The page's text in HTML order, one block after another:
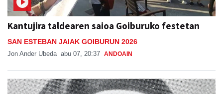
Kantujira taldearen saioa Goiburuko festetan
SAN ESTEBAN JAIAK GOIBURUN 2026
Jon Ander Ubeda abu 07, 20:37 ANDOAIN